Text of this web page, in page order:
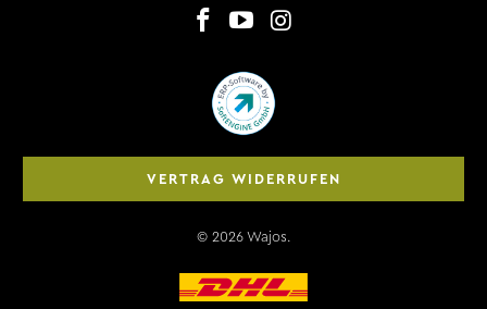
VERTRAG WIDERRUFEN
© 2026 Wajos.